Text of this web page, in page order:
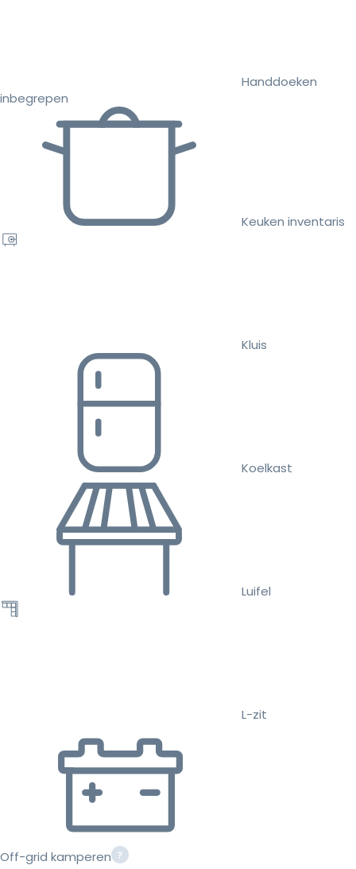
Handdoeken
inbegrepen
Keuken inventaris
Kluis
Koelkast
Luifel
L-zit
Off-grid kamperen